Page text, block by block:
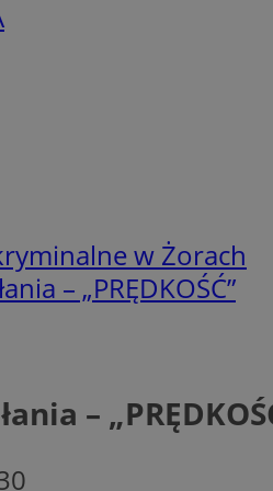
w Żorach
– „PRĘDKOŚĆ”
–